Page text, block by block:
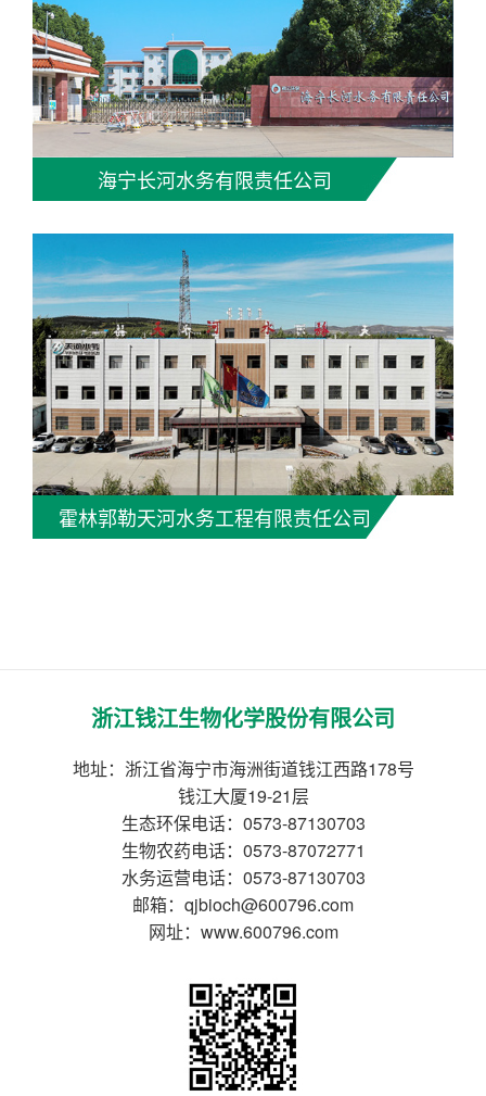
海宁长河水务有限责任公司
霍林郭勒天河水务工程有限责任公司
浙江钱江生物化学股份有限公司
地址：浙江省海宁市海洲街道钱江西路178号
钱江大厦19-21层
生态环保电话：0573-87130703
生物农药电话：0573-87072771
水务运营电话：0573-87130703
邮箱：qjbioch@600796.com
网址：www.600796.com